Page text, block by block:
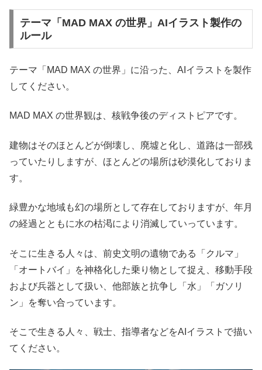
テーマ「MAD MAX の世界」AIイラスト製作の
ルール
テーマ「MAD MAX の世界」に沿った、AIイラストを製作
してください。
MAD MAX の世界観は、核戦争後のディストピアです。
建物はそのほとんどが倒壊し、廃墟と化し、道路は一部残
っていたりしますが、ほとんどの場所は砂漠化しておりま
す。
緑豊かな地域も幻の場所として存在しておりますが、年月
の経過とともに水の枯渇により消滅していっています。
そこに生きる人々は、前史文明の遺物である「クルマ」
「オートバイ」を神格化した乗り物として捉え、移動手段
および兵器として扱い、他部族と抗争し「水」「ガソリ
ン」を奪い合っています。
そこで生きる人々、戦士、指導者などをAIイラストで描い
てください。